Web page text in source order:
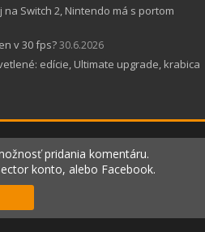
na Switch 2, Nintendo má s portom
v 30 fps?30.6.2026
edície, Ultimate upgrade, krabica
pridania komentáru.
konto, alebo Facebook.